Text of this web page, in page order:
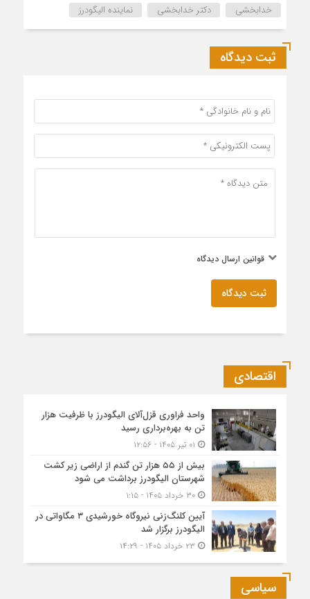
خدابخشی دکتر خدابخشی نماینده الیگودرز
ثبت دیدگاه
قوانین ارسال دیدگاه
ثبت دیدگاه
اقتصادی
واحد فراوری قزل‌آلای الیگودرز با ظرفیت هزار
تن به بهره‌برداری رسید
بیش از ۵۵ هزار تن گندم از اراضی زیر کشت
شهرستان الیگودرز برداشت می شود
۳۰ خرداد ۱۴۰۵ - ۱:۱۵
آیین کلنگ‌زنی نیروگاه خورشیدی ۳ مگاواتی در
الیگودرز برگزار شد
سیاسی